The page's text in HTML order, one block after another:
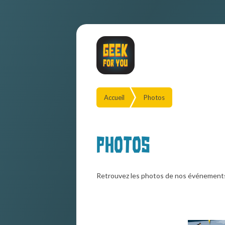
Accueil Photos
Photos
Retrouvez les photos de nos